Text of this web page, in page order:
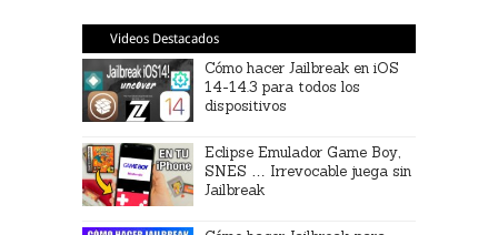
Videos Destacados
Cómo hacer Jailbreak en iOS
14-14.3 para todos los
dispositivos
Eclipse Emulador Game Boy,
SNES … Irrevocable juega sin
Jailbreak